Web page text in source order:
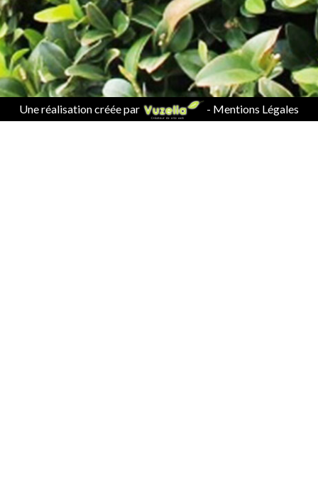
Une réalisation créée par - Mentions Légales